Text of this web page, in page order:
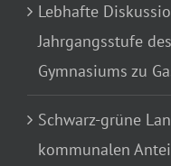
Lebhafte
Jahrgangsstufe
Gymnasiums zu
Schwarz-grüne
kommunalen